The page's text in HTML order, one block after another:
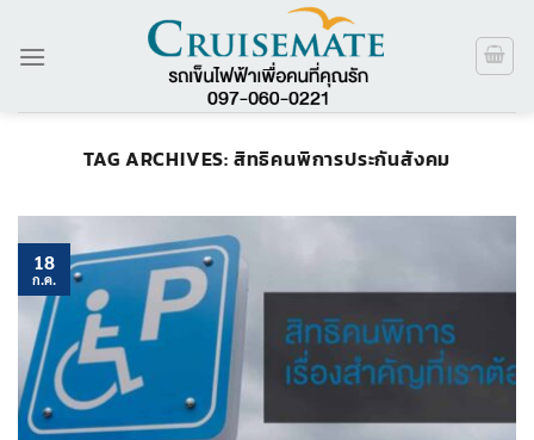
TAG ARCHIVES: สิทธิคนพิการประกันสังคม
18
ก.ค.